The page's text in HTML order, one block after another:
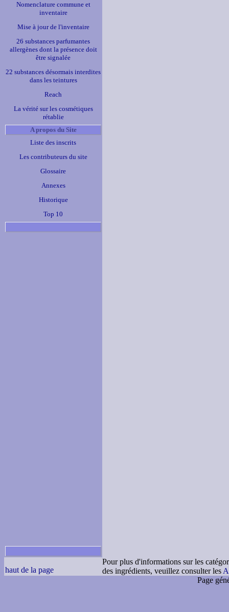
Nomenclature commune et
inventaire
Mise à jour de l'inventaire
26 substances parfumantes
allergènes dont la présence doit
être signalée
22 substances désormais interdites
dans les teintures
Reach
La vérité sur les cosmétiques
rétablie
A propos du Site
Liste des inscrits
Les contributeurs du site
Glossaire
Annexes
Historique
Top 10
haut de la page
Pour plus d'informations sur les
des ingrédients, veuillez consulter les
Page